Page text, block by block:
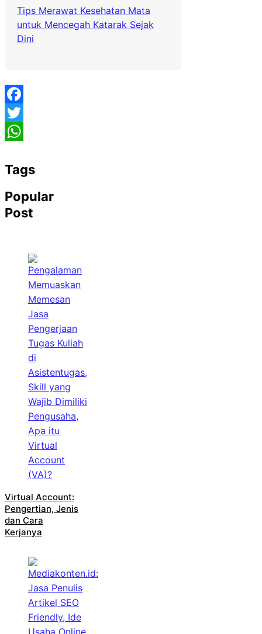
Tips Merawat Kesehatan Mata
untuk Mencegah Katarak Sejak
Dini
Facebook
Twitter
Tags
Popular
Post
Virtual Account:
Pengertian, Jenis
dan Cara
Kerjanya